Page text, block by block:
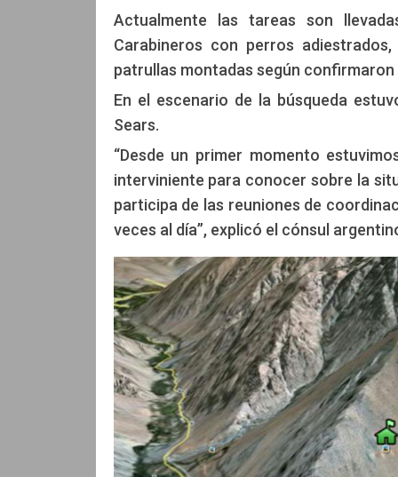
Actualmente las tareas son
Carabineros con perros
patrullas montadas según
En el escenario de la búsqueda
Sears.
“Desde un primer momento
interviniente para conocer sobre la
participa de las reuniones de
veces al día”, explicó el cónsul